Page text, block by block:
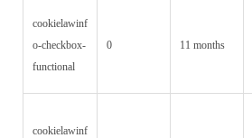
cookielawinf
o-checkbox-
functional
0 11 months
cookielawinf